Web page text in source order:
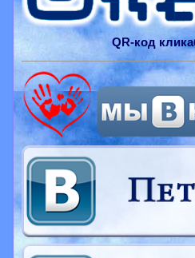
QR-код